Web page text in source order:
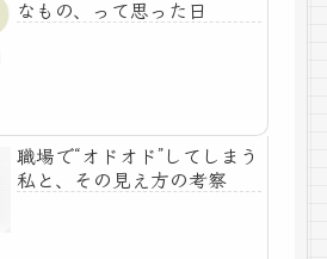
なもの、って思った日
職場で“オドオド”してしまう
私と、その見え方の考察